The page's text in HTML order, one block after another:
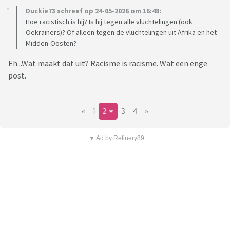
Duckie73 schreef op 24-05-2026 om 16:48:
Hoe racistisch is hij? Is hij tegen alle vluchtelingen (ook
Oekraïners)? Of alleen tegen de vluchtelingen uit Afrika en het
Midden-Oosten?
Eh...Wat maakt dat uit? Racisme is racisme. Wat een enge
post.
« 1 2 3 4 »
▼ Ad by Refinery89